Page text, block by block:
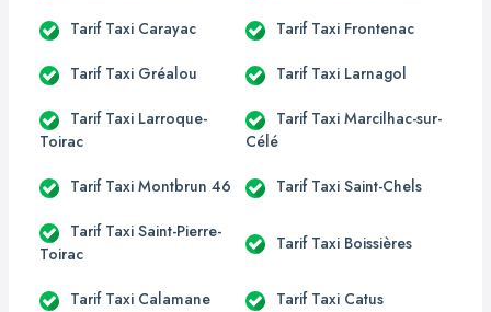
Tarif Taxi Carayac Tarif Taxi Frontenac
Tarif Taxi Gréalou Tarif Taxi Larnagol
Tarif Taxi Larroque-
Toirac
Tarif Taxi Marcilhac-sur-
Célé
Tarif Taxi Montbrun 46 Tarif Taxi Saint-Chels
Tarif Taxi Saint-Pierre-
Toirac
Tarif Taxi Boissières
Tarif Taxi Calamane Tarif Taxi Catus